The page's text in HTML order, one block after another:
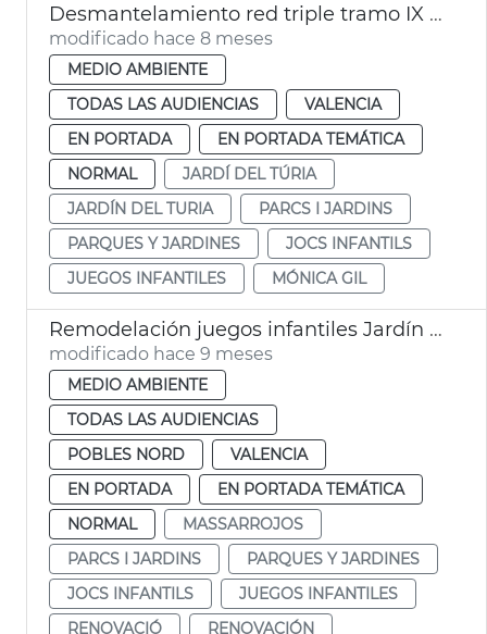
Desmantelamiento red triple tramo IX Jardí del Túria
modificado hace 8 meses
MEDIO AMBIENTE
TODAS LAS AUDIENCIAS
VALENCIA
EN PORTADA
EN PORTADA TEMÁTICA
NORMAL
JARDÍ DEL TÚRIA
JARDÍN DEL TURIA
PARCS I JARDINS
PARQUES Y JARDINES
JOCS INFANTILS
JUEGOS INFANTILES
MÓNICA GIL
Remodelación juegos infantiles Jardín Massarrojos
modificado hace 9 meses
MEDIO AMBIENTE
TODAS LAS AUDIENCIAS
POBLES NORD
VALENCIA
EN PORTADA
EN PORTADA TEMÁTICA
NORMAL
MASSARROJOS
PARCS I JARDINS
PARQUES Y JARDINES
JOCS INFANTILS
JUEGOS INFANTILES
RENOVACIÓ
RENOVACIÓN